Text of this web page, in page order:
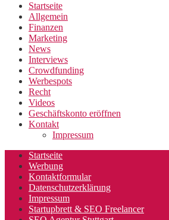
Startseite
Allgemein
Finanzen
Marketing
News
Interviews
Crowdfunding
Werbespots
Recht
Videos
Geschäftskonto eröffnen
Kontakt
Impressum
Startseite
Werbung
Kontaktformular
Datenschutzerklärung
Impressum
Startupbrett & SEO Freelancer